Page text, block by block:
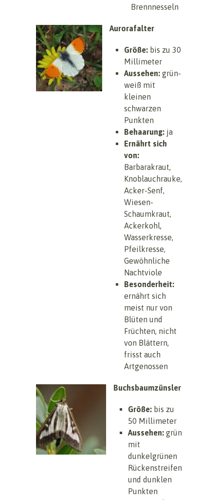
Brennnesseln
Aurorafalter
Größe: bis zu 30
Millimeter
Aussehen: grün-
weiß mit
kleinen
schwarzen
Punkten
Behaarung: ja
Ernährt sich
von:
Barbarakraut,
Knoblauchrauke,
Acker-Senf,
Wiesen-
Schaumkraut,
Ackerkohl,
Wasserkresse,
Pfeilkresse,
Gewöhnliche
Nachtviole
Besonderheit:
ernährt sich
meist nur von
Blüten und
Früchten, nicht
von Blättern,
frisst auch
Artgenossen
Buchsbaumzünsler
Größe: bis zu
50 Millimeter
Aussehen: grün
mit
dunkelgrünen
Rückenstreifen
und dunklen
Punkten